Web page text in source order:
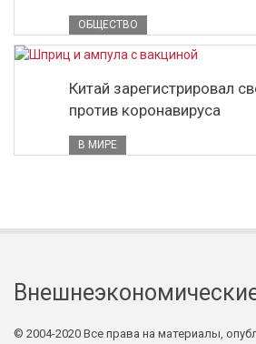
ОБЩЕСТВО
Китай зарегистрировал
против коронавируса
В МИРЕ
© 2004-2020 Все права на материалы,